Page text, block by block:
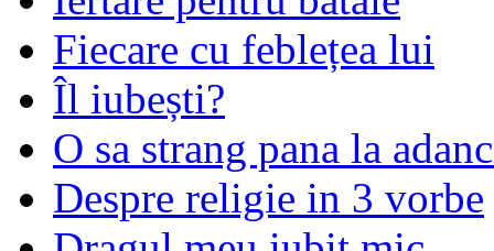
Fiecare cu feblețea lui
Îl iubești?
O sa strang pana la
Despre religie in 3 vorbe